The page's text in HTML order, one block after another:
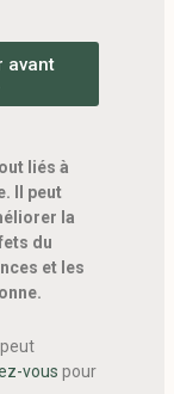
avant
liés à
Il peut
la
du
et les
vous pour